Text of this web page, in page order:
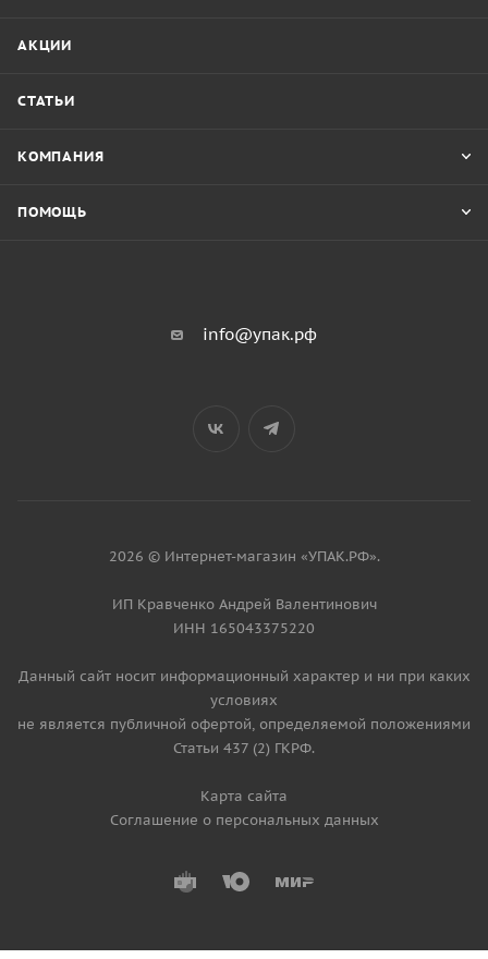
АКЦИИ
СТАТЬИ
КОМПАНИЯ
ПОМОЩЬ
info@упак.рф
2026 © Интернет-магазин «УПАК.РФ».
ИП Кравченко Андрей Валентинович
ИНН 165043375220
Данный сайт носит информационный характер и ни при каких
условиях
не является публичной офертой, определяемой положениями
Статьи 437 (2) ГКРФ.
Карта сайта
Соглашение о персональных данных